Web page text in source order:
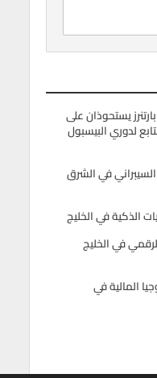
يستحوذان على
لدوري البيسبول
في الشرق
في الخليج
المالية في